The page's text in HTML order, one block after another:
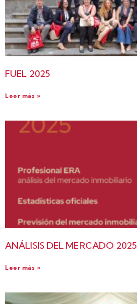
FUEL 2025
Leer más »
ANÁLISIS DEL MERCADO 2025
Leer más »